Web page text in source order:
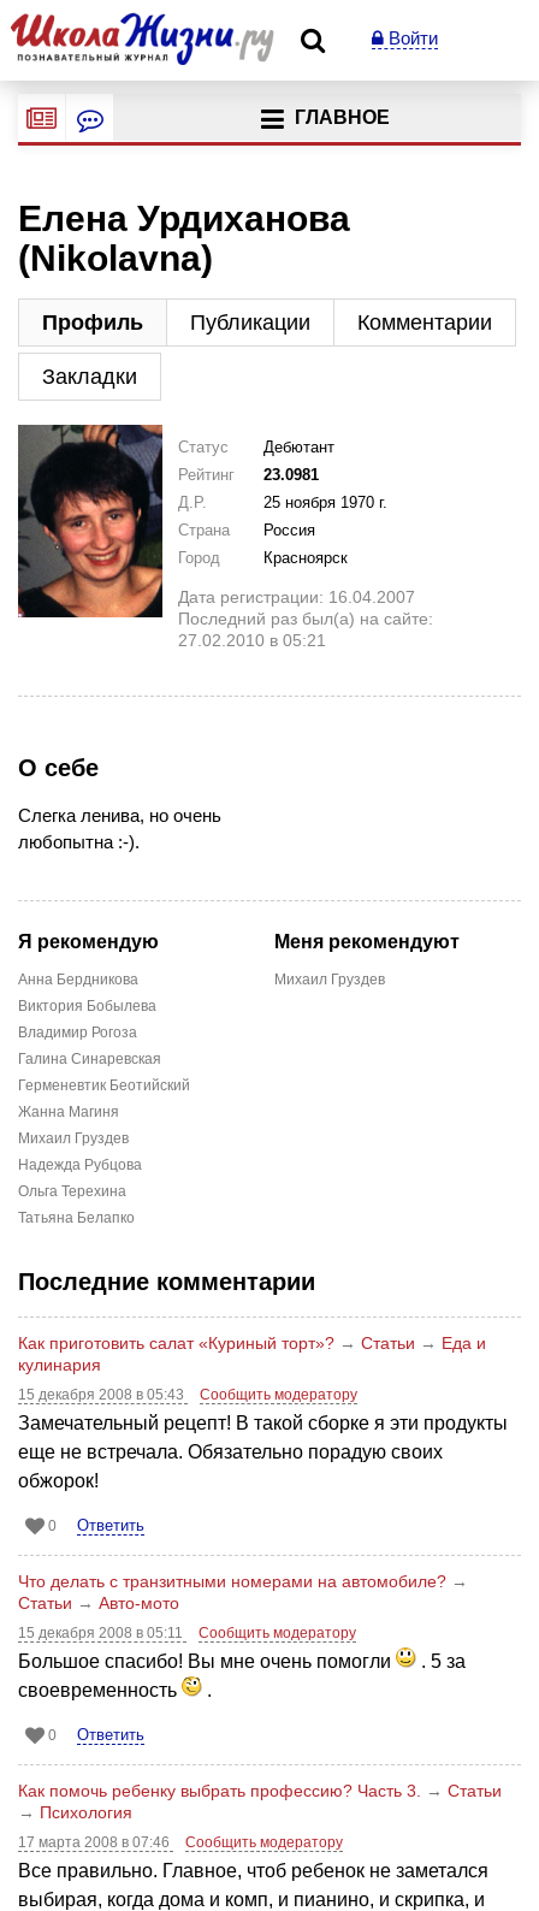
Войти
ГЛАВНОЕ
Елена Урдиханова
(Nikolavna)
Профиль Публикации Комментарии
Закладки
Статус
Дебютант
Рейтинг
23.0981
Д.Р.
25 ноября 1970 г.
Страна
Россия
Город
Красноярск
Дата регистрации: 16.04.2007
Последний раз был(а) на сайте:
27.02.2010 в 05:21
О себе
Слегка ленива, но очень
любопытна :-).
Я рекомендую
Анна Бердникова
Виктория Бобылева
Владимир Рогоза
Галина Синаревская
Герменевтик Беотийский
Жанна Магиня
Михаил Груздев
Надежда Рубцова
Ольга Терехина
Татьяна Белапко
Меня рекомендуют
Михаил Груздев
Последние комментарии
Как приготовить салат «Куриный торт»? → Статьи → Еда и
кулинария
15 декабря 2008 в 05:43 Сообщить модератору
Замечательный рецепт! В такой сборке я эти продукты
еще не встречала. Обязательно порадую своих
обжорок!
0 Ответить
Что делать с транзитными номерами на автомобиле? →
Статьи → Авто-мото
15 декабря 2008 в 05:11 Сообщить модератору
Большое спасибо! Вы мне очень помогли
. 5 за
своевременность
.
0 Ответить
Как помочь ребенку выбрать профессию? Часть 3. → Статьи
→ Психология
17 марта 2008 в 07:46 Сообщить модератору
Все правильно. Главное, чтоб ребенок не заметался
выбирая, когда дома и комп, и пианино, и скрипка, и